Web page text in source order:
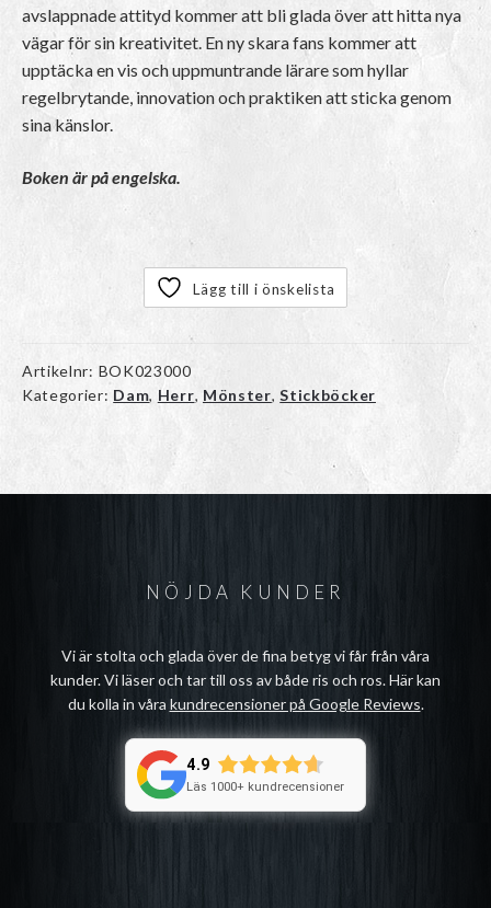
avslappnade attityd kommer att bli glada över att hitta nya
vägar för sin kreativitet. En ny skara fans kommer att
upptäcka en vis och uppmuntrande lärare som hyllar
regelbrytande, innovation och praktiken att sticka genom
sina känslor.
Boken är på engelska.
Lägg till i önskelista
Artikelnr: BOK023000
Kategorier: Dam, Herr, Mönster,Stickböcker
NÖJDA KUNDER
Vi är stolta och glada över de fina betyg vi får från våra
kunder. Vi läser och tar till oss av både ris och ros. Här kan
du kolla in våra kundrecensioner på Google Reviews.
4.9
Läs 1000+ kundrecensioner